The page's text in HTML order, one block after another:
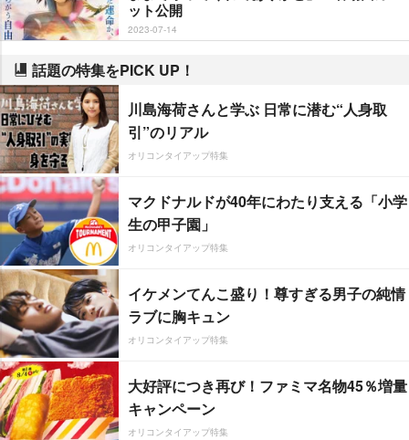
ット公開
2023-07-14
話題の特集をPICK UP！
川島海荷さんと学ぶ 日常に潜む“人身取
引”のリアル
オリコンタイアップ特集
マクドナルドが40年にわたり支える「小学
生の甲子園」
オリコンタイアップ特集
イケメンてんこ盛り！尊すぎる男子の純情
ラブに胸キュン
オリコンタイアップ特集
大好評につき再び！ファミマ名物45％増量
キャンペーン
オリコンタイアップ特集